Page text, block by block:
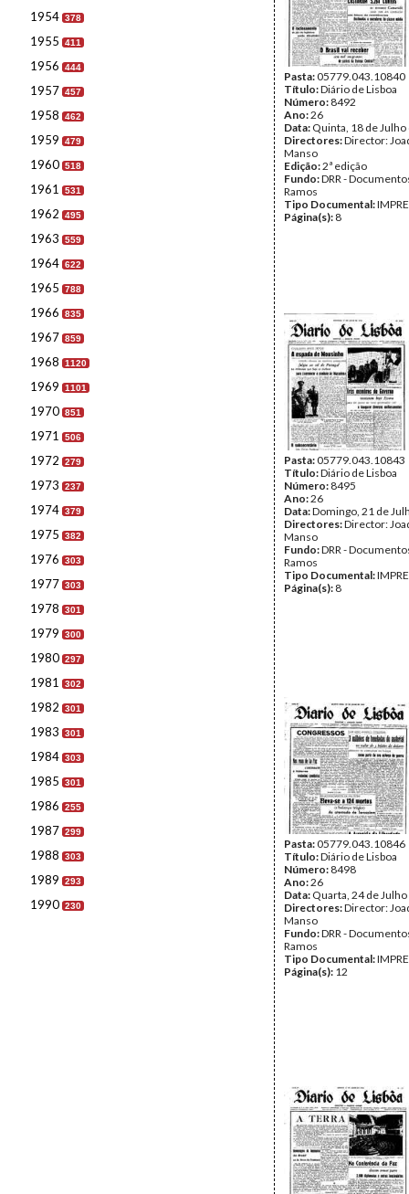
1954 378
1955 411
1956 444
1957 457
1958 462
1959 479
1960 518
1961 531
1962 495
1963 559
1964 622
1965 788
1966 835
1967 859
1968 1120
1969 1101
1970 851
1971 506
1972 279
1973 237
1974 379
1975 382
1976 303
1977 303
1978 301
1979 300
1980 297
1981 302
1982 301
1983 301
1984 303
1985 301
1986 255
1987 299
1988 303
1989 293
1990 230
Pasta:05779.043.10840
Título:Diário de Lisboa
Número: 8492
Ano:26
Data: Quinta, 18 de
Directores:Director:
Manso
Edição:2ª edição
Fundo:DRR -
Ramos
Tipo Documental:
Página(s): 8
Pasta:05779.043.10843
Título:Diário de Lisboa
Número: 8495
Ano:26
Data:Domingo, 21 de
Directores:Director:
Manso
Fundo:DRR -
Ramos
Tipo Documental:
Página(s): 8
Pasta:05779.043.10846
Título:Diário de Lisboa
Número: 8498
Ano:26
Data: Quarta, 24 de
Directores:Director:
Manso
Fundo:DRR -
Ramos
Tipo Documental:
Página(s): 12